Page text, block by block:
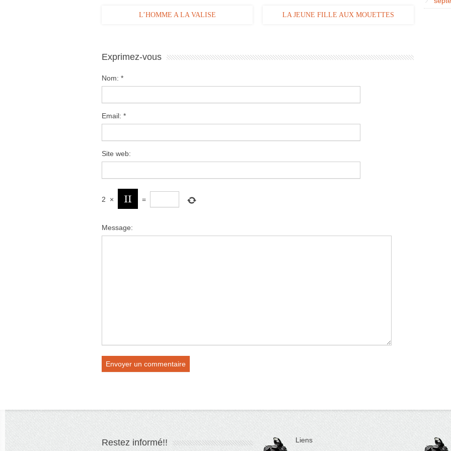
L’HOMME A LA VALISE LA JEUNE FILLE AUX MOUETTES
Exprimez-vous
Nom: *
Email: *
Site web:
2 × =
Message:
Restez informé!! Liens